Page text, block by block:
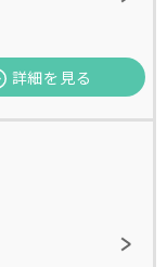
詳細を見る